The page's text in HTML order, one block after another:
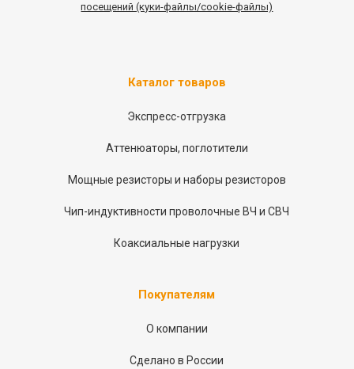
посещений (куки-файлы/cookie-файлы)
Каталог товаров
Экспресс-отгрузка
Аттенюаторы, поглотители
Мощные резисторы и наборы резисторов
Чип-индуктивности проволочные ВЧ и СВЧ
Коаксиальные нагрузки
Покупателям
О компании
Сделано в России